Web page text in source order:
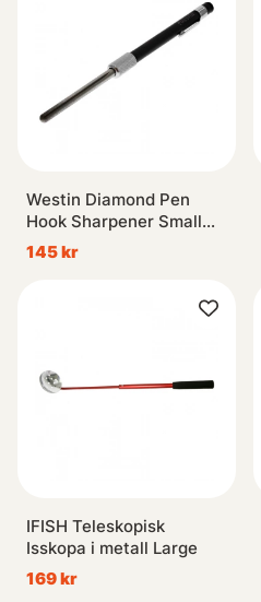
Westin Diamond Pen
Hook Sharpener Small
Black 13cm
145 kr
IFISH Teleskopisk
Isskopa i metall Large
169 kr